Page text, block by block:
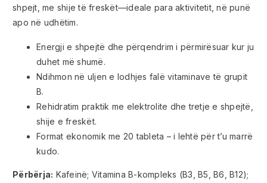
shpejt, me shije të freskët—ideale para aktivitetit, në punë
apo në udhëtim.
Energji e shpejtë dhe përqendrim i përmirësuar kur ju
duhet më shumë.
Ndihmon në uljen e lodhjes falë vitaminave të grupit
B.
Rehidratim praktik me elektrolite dhe tretje e shpejtë,
shije e freskët.
Format ekonomik me 20 tableta – i lehtë për t’u marrë
kudo.
Përbërja: Kafeinë; Vitamina B-kompleks (B3, B5, B6, B12);